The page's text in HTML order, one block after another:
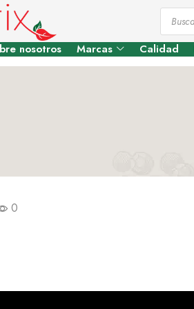
nosotros Marcas Calidad
0